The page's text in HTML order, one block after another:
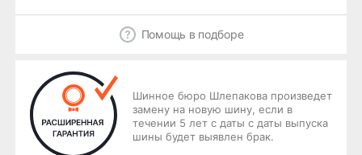
Помощь в подборе
Шинное бюро Шлепакова произведет
замену на новую шину, если в
течении 5 лет с даты с даты выпуска
шины будет выявлен брак.